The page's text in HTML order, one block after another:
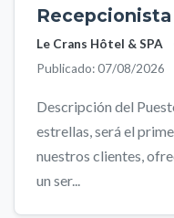
Recepcionista
Le Crans Hôtel & SPA
Publicado: 07/08/2026
Descripción del
estrellas, será el
nuestros clientes,
un ser...